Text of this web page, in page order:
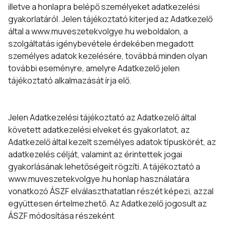
illetve a honlapra belépő személyeket adatkezelési
gyakorlatáról. Jelen tájékoztató kiterjed az Adatkezelő
által a www.muveszetekvolgye.hu weboldalon, a
szolgáltatás igénybevétele érdekében megadott
személyes adatok kezelésére, továbbá minden olyan
további eseményre, amelyre Adatkezelő jelen
tájékoztató alkalmazását írja elő.
Jelen Adatkezelési tájékoztató az Adatkezelő által
követett adatkezelési elveket és gyakorlatot, az
Adatkezelő által kezelt személyes adatok típuskörét, az
adatkezelés célját, valamint az érintettek jogai
gyakorlásának lehetőségeit rögzíti. A tájékoztató a
www.muveszetekvolgye.hu honlap használatára
vonatkozó ÁSZF elválaszthatatlan részét képezi, azzal
együttesen értelmezhető. Az Adatkezelő jogosult az
ÁSZF módosítása részeként